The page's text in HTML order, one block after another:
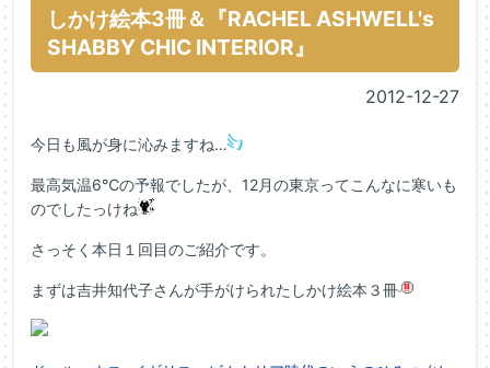
しかけ絵本3冊＆『RACHEL ASHWELL's
SHABBY CHIC INTERIOR』
2012-12-27
今日も風が身に沁みますね…
最高気温6℃の予報でしたが、12月の東京ってこんなに寒いも
のでしたっけね
さっそく本日１回目のご紹介です。
まずは吉井知代子さんが手がけられたしかけ絵本３冊